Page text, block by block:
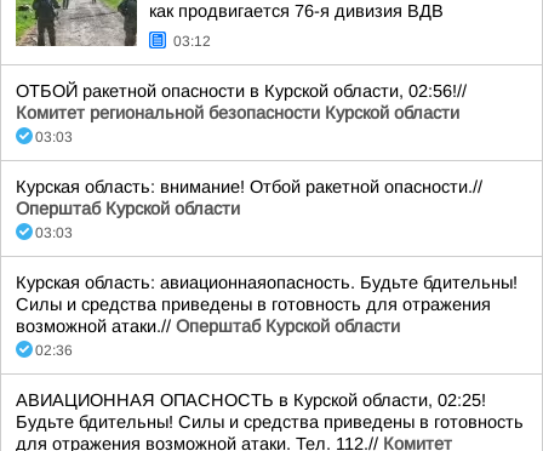
как продвигается 76-я дивизия ВДВ
03:12
ОТБОЙ ракетной опасности в Курской области, 02:56!//
Комитет региональной безопасности Курской области
03:03
Курская область: внимание! Отбой ракетной опасности.//
Оперштаб Курской области
03:03
Курская область: авиационнаяопасность. Будьте бдительны!
Силы и средства приведены в готовность для отражения
возможной атаки.// Оперштаб Курской области
02:36
АВИАЦИОННАЯ ОПАСНОСТЬ в Курской области, 02:25!
Будьте бдительны! Силы и средства приведены в готовность
для отражения возможной атаки. Тел. 112.// Комитет